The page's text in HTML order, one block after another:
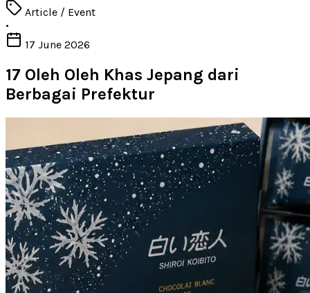
Article / Event
•
17 June 2026
17 Oleh Oleh Khas Jepang dari
Berbagai Prefektur